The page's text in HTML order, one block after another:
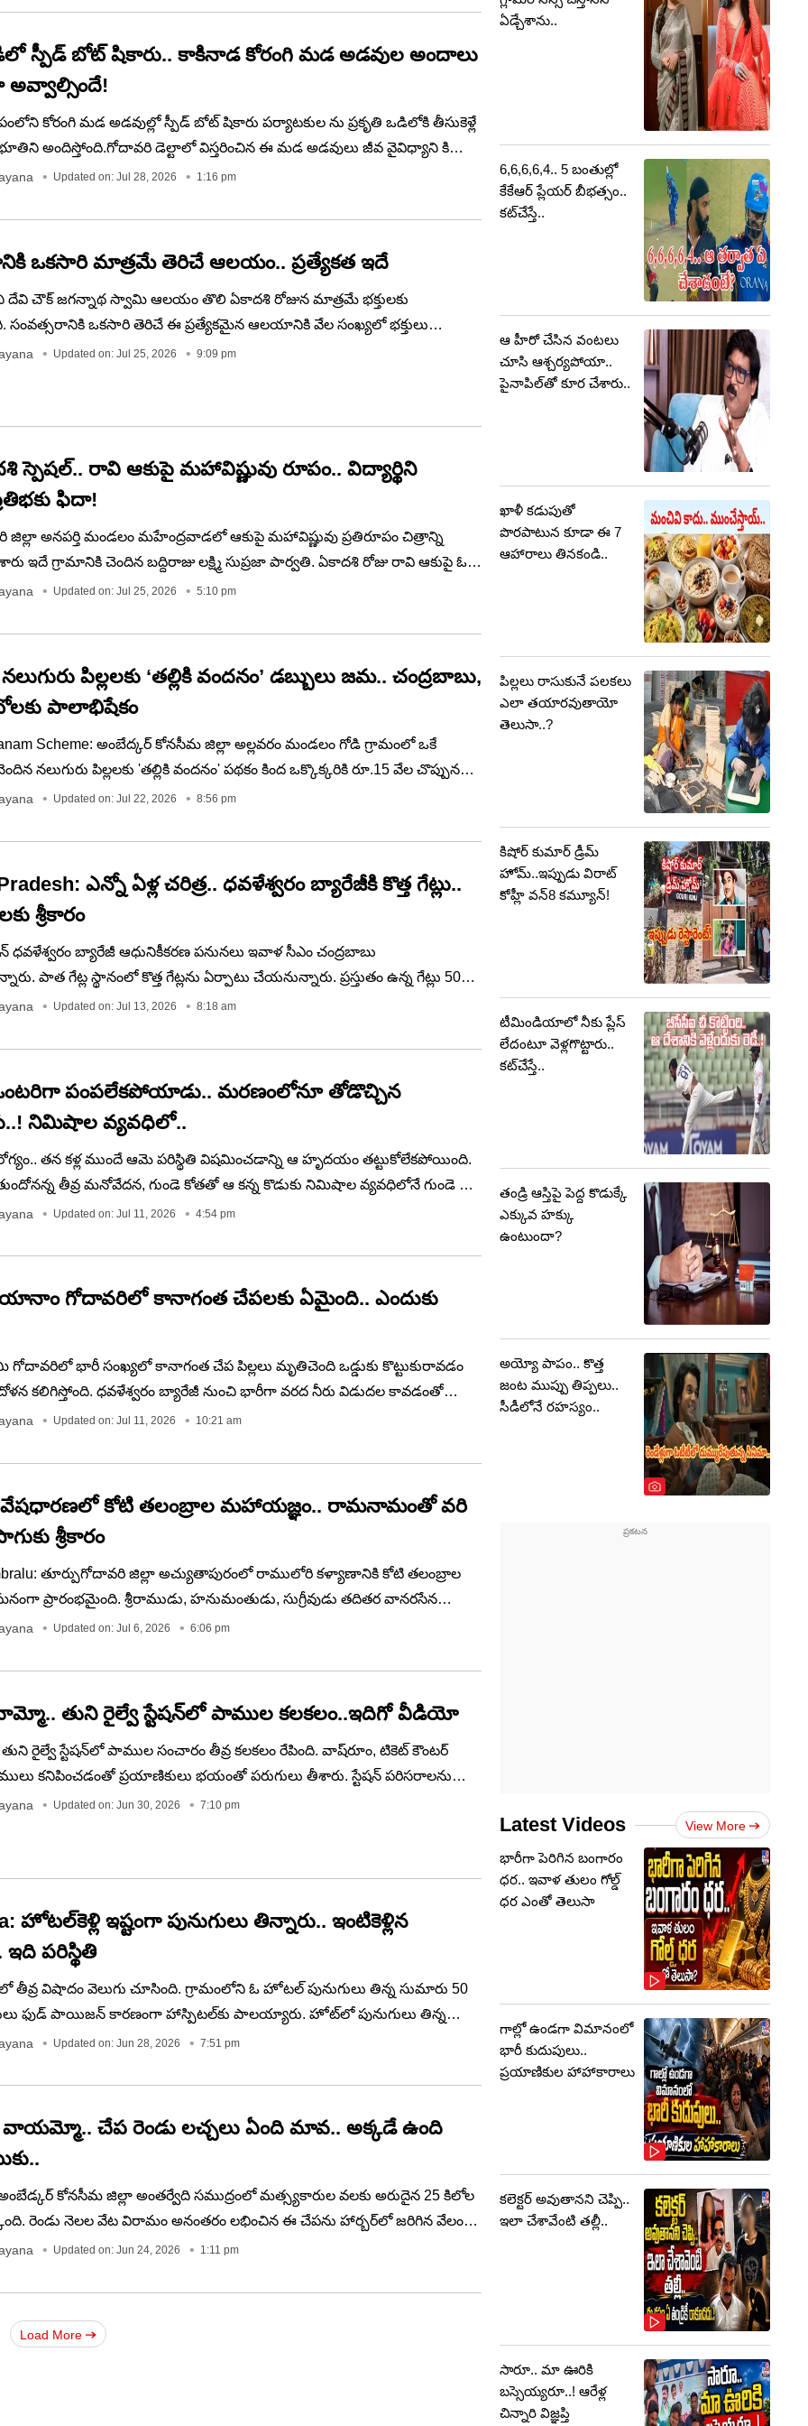
తూర్పుగోదావరి జిల్లా మోదు కొండమ్మ అమ్మవారి జాతరలో వింతగా
స్పీడ్ బోట్ షికారు.. కాకినాడ కోరంగి మడ అడవుల అందాలు
అవ్వాల్సిందే!
కోరంగి మడ అడవుల్లో స్పీడ్ బోట్ షికారు పర్యాటకుల ను ప్రకృతి ఒడిలోకి తీసుకెళ్లే
అందిస్తోంది.గోదావరి డెల్టాలో విస్తరించిన ఈ మడ అడవులు జీవ వైవిధ్యాని కి
స్పీడ్ బోట్‌లో ప్రయాణిస్తూ పచ్చని మడ చెట్లు, ప్రశాంతమైన నీటి కాలువలు,వివిధ
ను విశేషంగా ఆకట్టుకుంటాయి.
Updated on: Jul 28, 2026 1:16 pm
ఒకసారి మాత్రమే తెరిచే ఆలయం.. ప్రత్యేకత ఇదే
దేవి చౌక్ జగన్నాథ స్వామి ఆలయం తొలి ఏకాదశి రోజున మాత్రమే భక్తులకు
సంవత్సరానికి ఒకసారి తెరిచే ఈ ప్రత్యేకమైన ఆలయానికి వేల సంఖ్యలో భక్తులు
కాలం నుండి వస్తున్న ఈ సాంప్రదాయం ప్రకారం, భక్తులు స్వామి వారికి ప్రత్యేక
Updated on: Jul 25, 2026 9:09 pm
స్పెషల్.. రావి ఆకుపై మహావిష్ణువు రూపం.. విద్యార్థిని
ఫిదా!
జిల్లా అనపర్తి మండలం మహేంద్రవాడలో ఆకుపై మహావిష్ణువు ప్రతిరూపం చిత్రాన్ని
ఇదే గ్రామానికి చెందిన బద్దిరాజు లక్ష్మి సుప్రజా పార్వతి. ఏకాదశి రోజు రావి ఆకుపై ఓ
చిత్రాన్ని రూపొందించింది. మీరు కూడా ఈ ఫోటోలను చూసేయండి.
Updated on: Jul 25, 2026 5:10 pm
పిల్లలకు ‘తల్లికి వందనం’ డబ్బులు జమ.. చంద్రబాబు,
పాలాభిషేకం
Scheme: అంబేద్కర్ కోనసీమ జిల్లా అల్లవరం మండలం గోడి గ్రామంలో ఒకే
నలుగురు పిల్లలకు 'తల్లికి వందనం' పథకం కింద ఒక్కొక్కరికి రూ.15 వేల చొప్పున
వేల సాయం జమైంది. ఇచ్చిన హామీని నిలబెట్టుకున్న సీఎం చంద్రబాబు, డిప్యూటీ సీఎం
Updated on: Jul 22, 2026 8:56 pm
ఎన్నో ఏళ్ల చరిత్ర.. ధవళేశ్వరం బ్యారేజీకి కొత్త గేట్లు..
శ్రీకారం
ధవళేశ్వరం బ్యారేజీ ఆధునికీకరణ పనునలు ఇవాళ సీఎం చంద్రబాబు
పాత గేట్ల స్థానంలో కొత్త గేట్లను ఏర్పాటు చేయనున్నారు. ప్రస్తుతం ఉన్న గేట్లు 50
సర్వీస్ కాలం పూర్తయింది. దీంతో కొత్త గేట్లను ఏర్పాటు చేస్తున్నారు.
Updated on: Jul 13, 2026 8:18 am
పంపలేకపోయాడు.. మరణంలోనూ తోడొచ్చిన
నిమిషాల వ్యవధిలో..
తన కళ్ల ముందే ఆమె పరిస్థితి విషమించడాన్ని ఆ హృదయం తట్టుకోలేకపోయింది.
తీవ్ర మనోవేదన, గుండె కోతతో ఆ కన్న కొడుకు నిమిషాల వ్యవధిలోనే గుండె ఆగి
అటు ఆస్పత్రికి తరలిస్తుండగా మార్గమధ్యంలోనే ఆ తల్లి ప్రాణం కూడా అనంత
ఉదంతం డాక్టర్ బి.ఆర్. అంబేద్కర్ కోనసీమ జిల్లా ఆత్రేయపురం మండలం
చోటుచేసుకుంది.
Updated on: Jul 11, 2026 4:54 pm
కానాగంత చేపలకు ఏమైంది.. ఎందుకు
భారీ సంఖ్యలో కానాగంత చేప పిల్లలు మృతిచెంది ఒడ్డుకు కొట్టుకురావడం
కలిగిస్తోంది. ధవళేశ్వరం బ్యారేజీ నుంచి భారీగా వరద నీరు విడుదల కావడంతో
ఒక్కసారిగా తగ్గి, ఉప్పునీటిలో జీవించే కానాగంత చేపలు మృతిచెందినట్లు
నిర్వహించాలని స్థానికులు, మత్స్యకారులు అధికారులను కోరుతున్నారు.
Updated on: Jul 11, 2026 10:21 am
కోటి తలంబ్రాల మహాయజ్ఞం.. రామనామంతో వరి
శ్రీకారం
తూర్పుగోదావరి జిల్లా అచ్యుతాపురంలో రాములోరి కళ్యాణానికి కోటి తలంబ్రాల
ప్రారంభమైంది. శ్రీరాముడు, హనుమంతుడు, సుగ్రీవుడు తదితర వానరసేన
రామనామ స్మరణతో వరి విత్తనాలు చల్లి ప్రత్యేక పూజలు నిర్వహించారు.
Updated on: Jul 6, 2026 6:06 pm
తుని రైల్వే స్టేషన్‌లో పాముల కలకలం..ఇదిగో వీడియో
రైల్వే స్టేషన్‌లో పాముల సంచారం తీవ్ర కలకలం రేపింది. వాష్‌రూం, టికెట్ కౌంటర్
కనిపించడంతో ప్రయాణికులు భయంతో పరుగులు తీశారు. స్టేషన్ పరిసరాలను
తొలగించాలని స్థానికులు డిమాండ్ చేస్తున్నారు. అధికారులు వెంటనే స్పందించి
Updated on: Jun 30, 2026 7:10 pm
హోటల్‌కెళ్లి ఇష్టంగా పునుగులు తిన్నారు.. ఇంటికెళ్లిన
పరిస్థితి
తీవ్ర విషాదం వెలుగు చూసింది. గ్రామంలోని ఓ హోటల్‌ పునుగులు తిన్న సుమారు 50
ఫుడ్‌ పాయిజన్ కారణంగా హాస్పిటల్‌కు పాలయ్యారు. హోట్‌లో పునుగులు తిన్న
బాధపడడంతో వారిని హాస్పిటల్‌కు తరలించారు చికిత్స అందించారు కుటుంబ
Updated on: Jun 28, 2026 7:51 pm
వాయమ్మో.. చేప రెండు లచ్చలు ఏంది మావ.. అక్కడే ఉంది
కోనసీమ జిల్లా అంతర్వేది సముద్రంలో మత్స్యకారుల వలకు అరుదైన 25 కిలోల
రెండు నెలల వేట విరామం అనంతరం లభించిన ఈ చేపను హార్బర్‌లో జరిగిన వేలంలో
వ్యాపారి రూ.2 లక్షలకు కొనుగోలు చేశారు.
Updated on: Jun 24, 2026 1:11 pm
Load More
ఏడ్చేశాను..
6,6,6,6,4.. 5 బంతుల్లో
కేకేఆర్ ప్లేయర్ బీభత్సం..
కట్‌చేస్తే..
ఆ హీరో చేసిన వంటలు
చూసి ఆశ్చర్యపోయా..
పైనాపిల్‏తో కూర చేశారు..
ఖాళీ కడుపుతో
పొరపాటున కూడా ఈ 7
ఆహారాలు తినకండి..
పిల్లలు రాసుకునే పలకలు
ఎలా తయారవుతాయో
తెలుసా..?
కిషోర్ కుమార్ డ్రీమ్
హోమ్..ఇప్పుడు విరాట్
కోహ్లీ వన్8 కమ్యూన్!
టీమిండియాలో నీకు ప్లేస్
లేదంటూ వెళ్లగొట్టారు..
కట్‌చేస్తే..
తండ్రి ఆస్తిపై పెద్ద కొడుక్కే
ఎక్కువ హక్కు
ఉంటుందా?
అయ్యో పాపం.. కొత్త
జంట ముప్పు తిప్పలు..
సీడీలోనే రహస్యం..
Latest Videos View More
భారీగా పెరిగిన బంగారం
ధర.. ఇవాళ తులం గోల్డ్‌
ధర ఎంతో తెలుసా
గాల్లో ఉండగా విమానంలో
భారీ కుదుపులు..
ప్రయాణికుల హాహాకారాలు
కలెక్టర్‌ అవుతానని చెప్పి..
ఇలా చేశావేంటి తల్లీ..
సారూ.. మా ఊరికి
బస్సెయ్యరూ..! ఆరేళ్ల
చిన్నారి విజ్ఞప్తి